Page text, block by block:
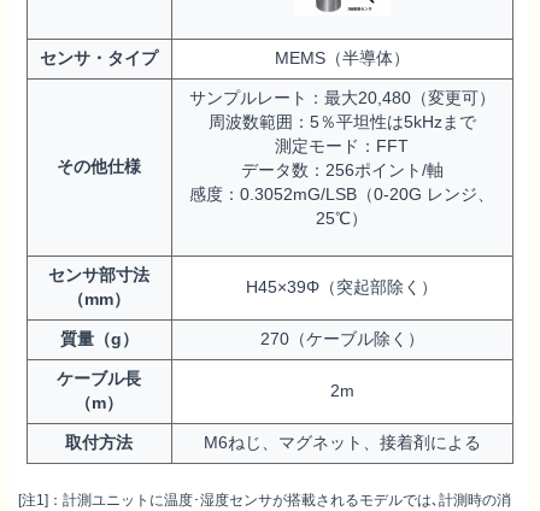
センサ・タイプ MEMS（半導体）
その他仕様
サンプルレート：最大20,480（変更可）
周波数範囲：5％平坦性は5kHzまで
測定モード：FFT
データ数：256ポイント/軸
感度：0.3052mG/LSB（0-20G レンジ、
25℃）
センサ部寸法
（mm）
H45×39Φ（突起部除く）
質量（g） 270（ケーブル除く）
ケーブル長
（m）
2m
取付方法 M6ねじ、マグネット、接着剤による
[注1]：計測ユニットに温度･湿度センサが搭載されるモデルでは､計測時の消